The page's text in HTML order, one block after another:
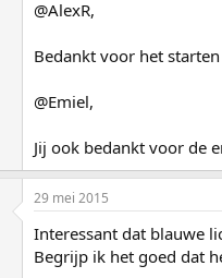
@AlexR,
Bedankt voor het
@Emiel,
Jij ook bedankt voor de
29 mei 2015
Interessant dat blauwe
Begrijp ik het goed dat